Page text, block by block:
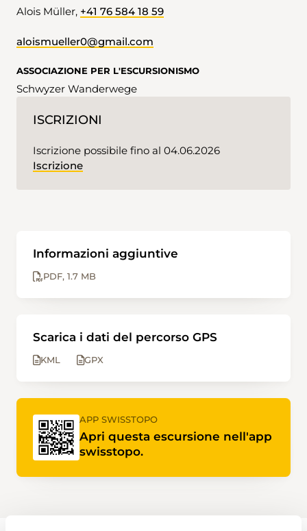
Alois Müller, +41 76 584 18 59
aloismueller0@gmail.com
ASSOCIAZIONE PER L'ESCURSIONISMO
Schwyzer Wanderwege
ISCRIZIONI
Iscrizione possibile fino al 04.06.2026
Iscrizione
Informazioni aggiuntive
PDF 1.7 MB
Scarica i dati del percorso GPS
KML GPX
APP SWISSTOPO
Apri questa escursione nell'app
swisstopo.